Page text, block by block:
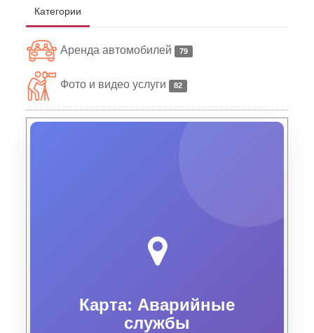
Категории
Аренда автомобилей 79
Фото и видео услуги 82
Карта: Аварийные
службы